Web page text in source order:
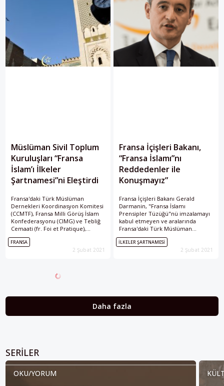
Müslüman Sivil Toplum
Kuruluşları “Fransa
İslam’ı İlkeler
Şartnamesi”ni Eleştirdi
Fransa'daki Türk Müslüman
Dernekleri Koordinasyon Komitesi
(CCMTF), Fransa Milli Görüş İslam
Konfederasyonu (CIMG) ve Tebliğ
Cemaati (fr. Foi et Pratique),
"Fransa İslam'ı İlkeler
Şartnamesi"ne ilişkin,
aktörler olan imamların onayının
alınmaması yukarıdan dayatılan bir
değerlendirmesinde bulundu.
FRANSA
2 Şubat 2021
Fransa İçişleri Bakanı,
“Fransa İslamı”nı
Reddedenler ile
Konuşmayız”
Fransa İçişleri Bakanı Gerald
Darmanin, "Fransa İslamı
Prensipler Tüzüğü"nü imzalamayı
kabul etmeyen ve aralarında
Fransa'daki Türk Müslüman
Dernekleri Koordinasyon Komitesi
(CCMTF) ile Fransa İslam Toplumu
Milli Görüşün (CIMG) olduğu sivil
İLKELER ŞARTNAMESI
2 Şubat 2021
Daha fazla
SERILER
OKU/YORUM